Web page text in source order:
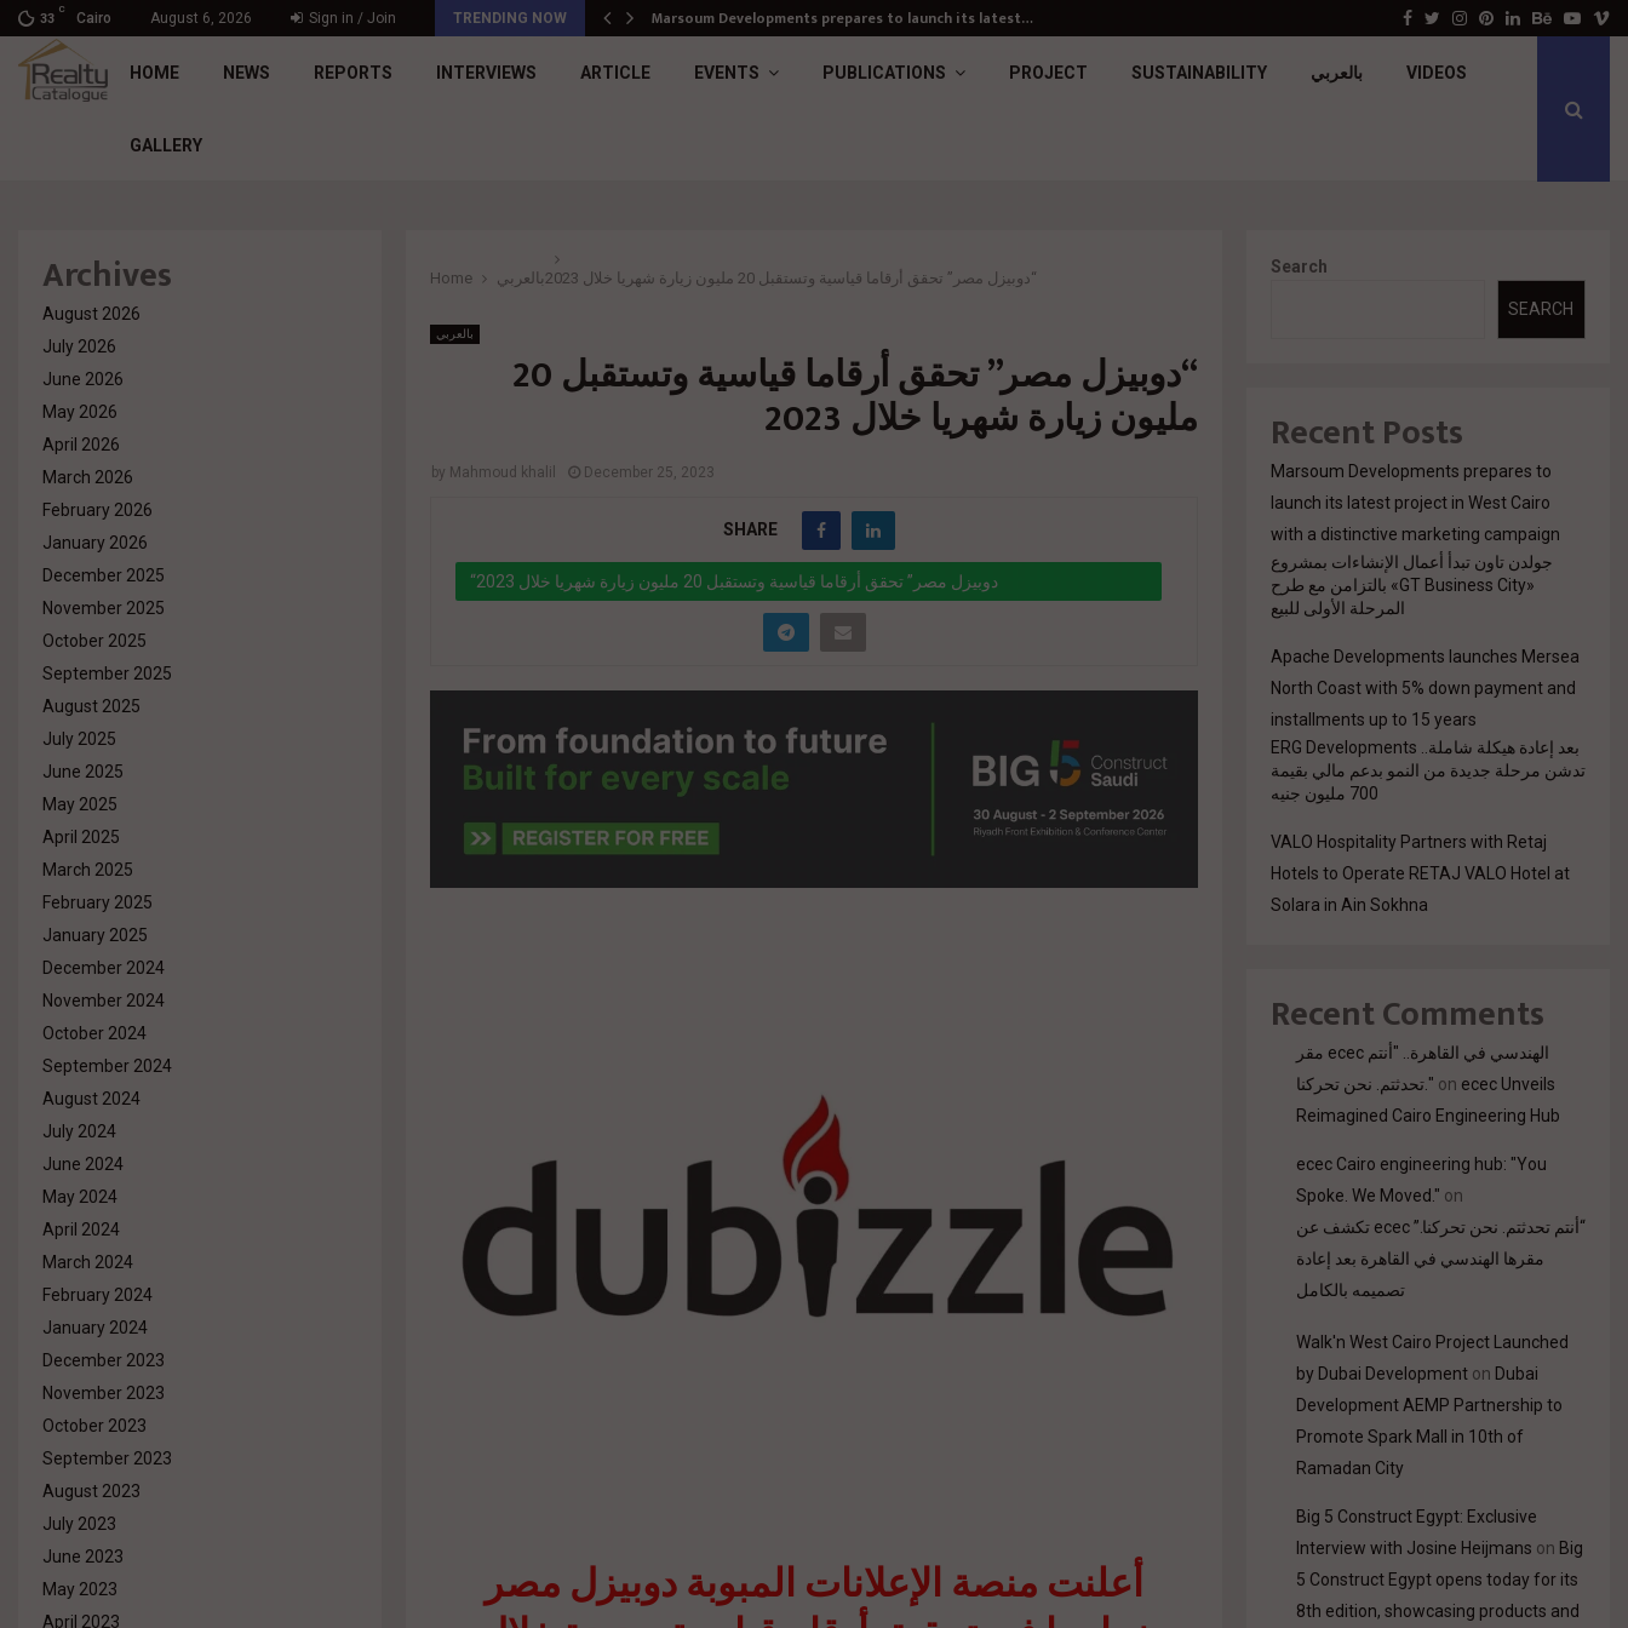
33
C
Cairo August 6, 2026 Sign in / Join TRENDING NOW د. محمد راشد: Market Dynamics أصبحت المعيار… Marsoum Developments prepares to launch its latest… جولدن تاون تبدأ أعمال الإنشاءات بمشروع «GT… Facebook
Twitter
Instagram
Pinterest
LinkedinBehance
HOME NEWS REPORTS INTERVIEWS ARTICLE EVENTS PUBLICATIONS PROJECT SUSTAINABILITY بالعربي VIDEOS
GALLERY
Home بالعربي “دوبيزل مصر” تحقق أرقاما قياسية وتستقبل 20 مليون زيارة شهريا خلال 2023
بالعربي
“دوبيزل مصر” تحقق أرقاما قياسية وتستقبل 20
مليون زيارة شهريا خلال 2023
by Mahmoud khalil December 25, 2023
SHARE
“دوبيزل مصر” تحقق أرقاما قياسية وتستقبل 20 مليون زيارة شهريا خلال 2023
" data-link="https://realty-eg.net/%d8%af%d9%88%d8%a8%d9%8a%d8%b2%d9%84-
%d9%82%d9%8a%d8%a7%d8%b3%d9%8a%d8%a9-
%d9%88%d8%aa%d8%b3%d8%aa%d9%82%d8%a8/" href="#">
أعلنت منصة الإعلانات المبوبة دوبيزل مصر
Archives
August 2026
July 2026
June 2026
May 2026
April 2026
March 2026
February 2026
January 2026
December 2025
November 2025
October 2025
September 2025
August 2025
July 2025
June 2025
May 2025
April 2025
March 2025
February 2025
January 2025
December 2024
November 2024
October 2024
September 2024
August 2024
July 2024
June 2024
May 2024
April 2024
March 2024
February 2024
January 2024
December 2023
November 2023
October 2023
September 2023
August 2023
July 2023
June 2023
May 2023
April 2023
Search
SEARCH
Recent Posts
Marsoum Developments prepares to
launch its latest project in West Cairo
with a distinctive marketing campaign
جولدن تاون تبدأ أعمال الإنشاءات بمشروع
«GT Business City» بالتزامن مع طرح
المرحلة الأولى للبيع
Apache Developments launches Mersea
North Coast with 5% down payment and
installments up to 15 years
بعد إعادة هيكلة شاملة.. ERG Developments
تدشن مرحلة جديدة من النمو بدعم مالي بقيمة
700 مليون جنيه
VALO Hospitality Partners with Retaj
Hotels to Operate RETAJ VALO Hotel at
Solara in Ain Sokhna
Recent Comments
مقر ecec الهندسي في القاهرة.. "أنتم
تحدثتم. نحن تحركنا." on ecec Unveils
Reimagined Cairo Engineering Hub
ecec Cairo engineering hub: "You
Spoke. We Moved." on
“أنتم تحدثتم. نحن تحركنا.” ecec تكشف عن
مقرها الهندسي في القاهرة بعد إعادة
تصميمه بالكامل
Walk'n West Cairo Project Launched
by Dubai Development on Dubai
Development AEMP Partnership to
Promote Spark Mall in 10th of
Ramadan City
Big 5 Construct Egypt: Exclusive
Interview with Josine Heijmans on Big
5 Construct Egypt opens today for its
8th edition, showcasing products and